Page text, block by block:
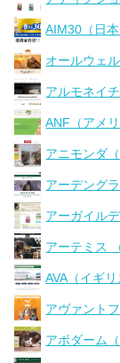
AIM30（日本
オールウェル
アルモネイ
ANF（アメリ
アニモンダ（
アーデング
アーガイル
アーテミス
AVA（イギリ
アヴァント
アボダーム